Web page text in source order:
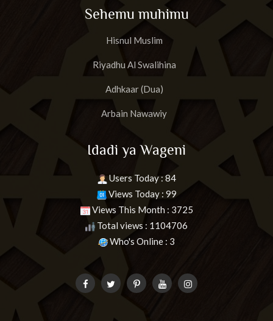
Sehemu muhimu
Hisnul Muslim
Riyadhu Al Swalihina
Adhkaar (Dua)
Arbain Nawawiy
Idadi ya Wageni
Users Today : 84
Views Today : 99
Views This Month : 3725
Total views : 1104706
Who's Online : 3